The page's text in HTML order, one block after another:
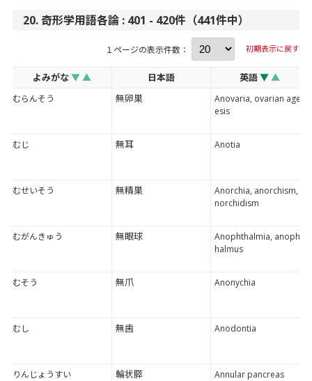
20. 奇形学用語各論 : 401 - 420件（441件中）
１ページの表示件数： 初期表示に戻す
よみがな▼ ▲ 日本語 英語▼ ▲
むらんそう 無卵巣
Anovaria, ovarian agen
esis
むじ 無耳 Anotia
むせいそう 無精巣
Anorchia, anorchism, a
norchidism
むがんきゅう 無眼球
Anophthalmia, anopht
halmus
むそう 無爪 Anonychia
むし 無歯 Anodontia
りんじょうすい 輪状膵 Annular pancreas